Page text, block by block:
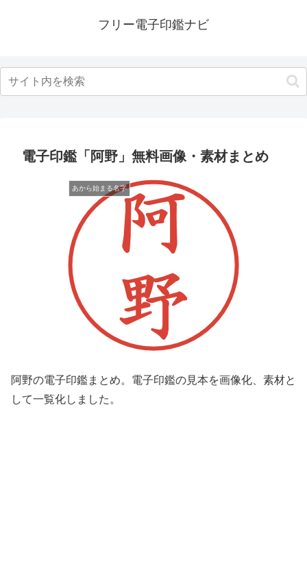
フリー電子印鑑ナビ
電子印鑑「阿野」無料画像・素材まとめ
あから始まる名字
阿野の電子印鑑まとめ。電子印鑑の見本を画像化、素材と
して一覧化しました。